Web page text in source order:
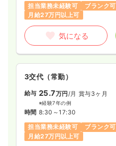
担当業務未経験可
ブランク可
月給27万円以上可
気になる
3交代（常勤）
給与 25.7万円/月 賞与3ヶ月
※経験7年の例
時間 8:30～17:30
担当業務未経験可
ブランク可
月給27万円以上可